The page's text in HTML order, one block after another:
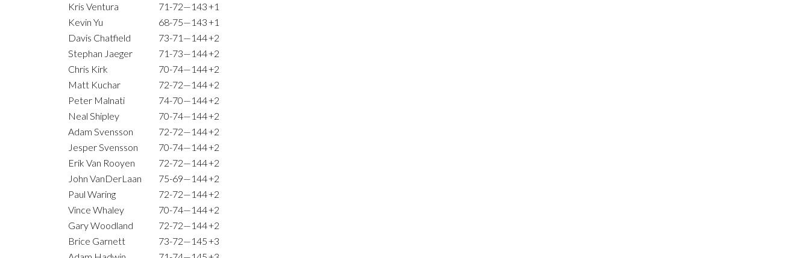
Kris Ventura
71-72—143+1
Kevin Yu
68-75—143+1
Davis Chatfield
73-71—144+2
Stephan Jaeger
71-73—144+2
Chris Kirk
70-74—144+2
Matt Kuchar
72-72—144+2
Peter Malnati
74-70—144+2
Neal Shipley
70-74—144+2
Adam Svensson
72-72—144+2
Jesper Svensson
70-74—144+2
Erik Van Rooyen
72-72—144+2
John VanDerLaan
75-69—144+2
Paul Waring
72-72—144+2
Vince Whaley
70-74—144+2
Gary Woodland
72-72—144+2
Brice Garnett
73-72—145+3